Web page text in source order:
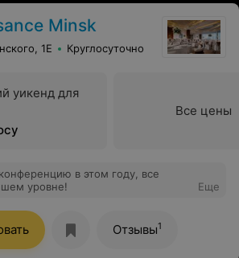
Minsk
1Е Круглосуточно
уикенд для
Все цены
в этом году, все
уровне!
Еще
Отзывы1